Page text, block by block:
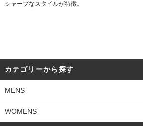
シャープなスタイルが特徴。
カテゴリーから探す
MENS
WOMENS